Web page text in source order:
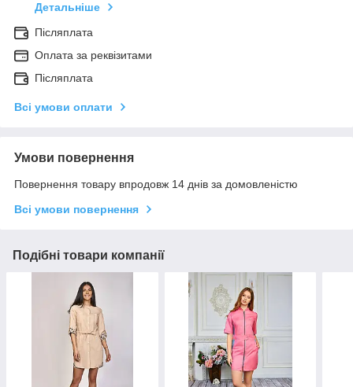
Детальніше
Післяплата
Оплата за реквізитами
Післяплата
Всі умови оплати
Умови повернення
Повернення товару впродовж 14 днів за домовленістю
Всі умови повернення
Подібні товари компанії